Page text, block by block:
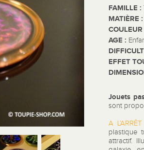
FAMILLE :
MATIÈRE :
AGE :
EFFET
Jouets
sont
A
plastique
attractif.